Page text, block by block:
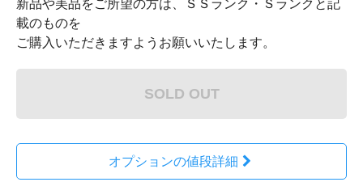
新品や美品をご所望の方は、ＳＳランク・Ｓランクと記
載のものを
ご購入いただきますようお願いいたします。
SOLD OUT
オプションの値段詳細